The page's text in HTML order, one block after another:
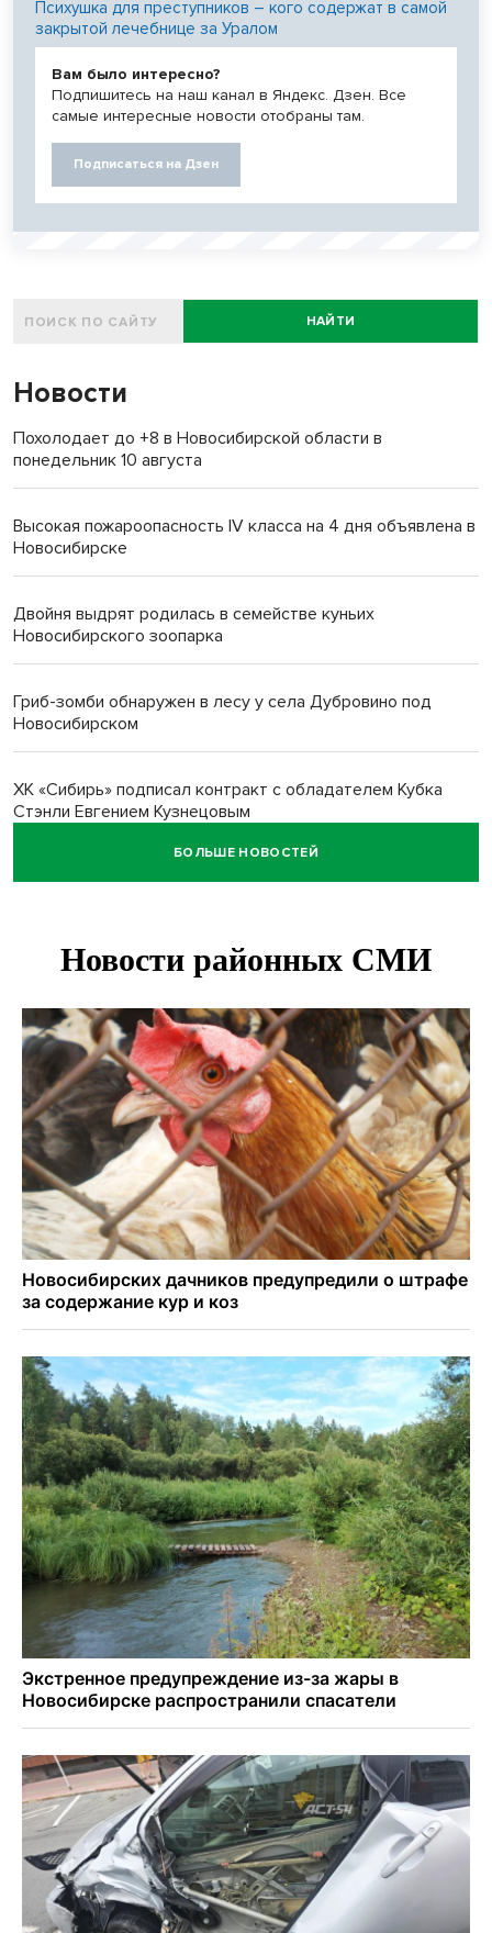
Психушка для преступников – кого содержат в самой
закрытой лечебнице за Уралом
Вам было интересно?
Подпишитесь на наш канал в Яндекс. Дзен. Все
самые интересные новости отобраны там.
Подписаться на Дзен
НАЙТИ
Новости
Похолодает до +8 в Новосибирской области в
понедельник 10 августа
Высокая пожароопасность IV класса на 4 дня объявлена в
Новосибирске
Двойня выдрят родилась в семействе куньих
Новосибирского зоопарка
Гриб-зомби обнаружен в лесу у села Дубровино под
Новосибирском
ХК «Сибирь» подписал контракт с обладателем Кубка
Стэнли Евгением Кузнецовым
Отправил инвалида на СВО и получил его «посмертные»
Андрей Травников поздравил новосибирцев с
Ученики новосибирского лицея победили в
Международной олимпиаде по ИИ
Остановку электричек о.п. Радуга Сибири начали строить
в Новосибирске
БОЛЬШЕ НОВОСТЕЙ